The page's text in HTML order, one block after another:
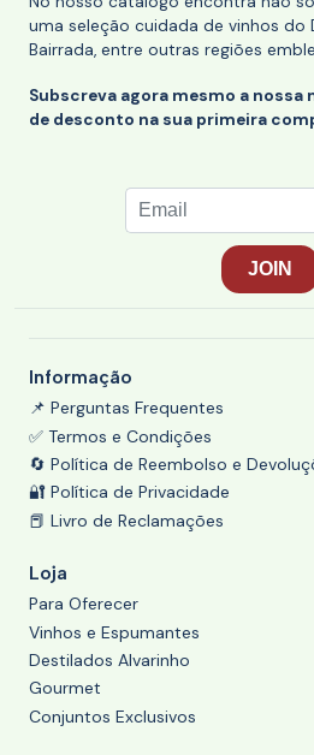
uma seleção cuidada de vinhos do
Bairrada, entre outras regiões
Subscreva agora mesmo a nossa
de desconto na sua primeira
Informação
📌 Perguntas Frequentes
✅ Termos e Condições
🔄 Política de Reembolso e
🔐 Política de Privacidade
📕 Livro de Reclamações
Loja
Para Oferecer
Vinhos e Espumantes
Destilados Alvarinho
Gourmet
Conjuntos Exclusivos